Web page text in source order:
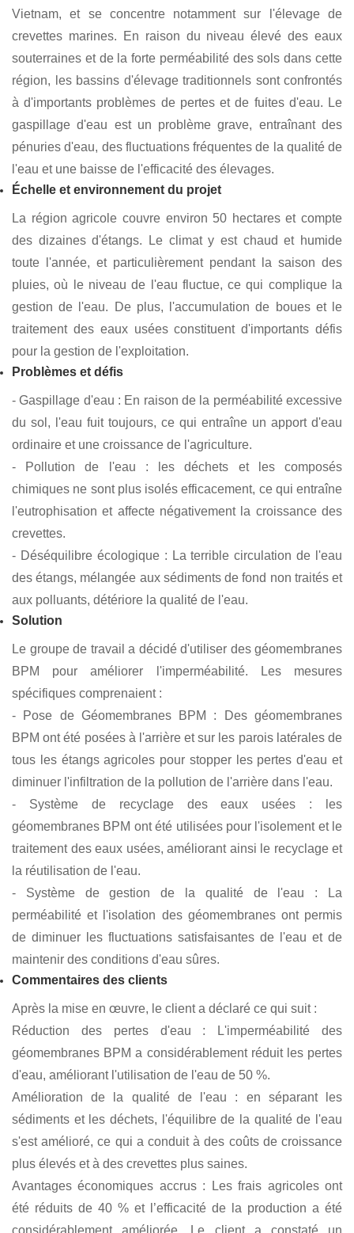
Contexte du projet
Cette mission est située dans le delta du Mékong, au
Vietnam, et se concentre notamment sur l'élevage de
souterraines et de la forte perméabilité des sols dans cette
région, les bassins d'élevage traditionnels sont confrontés
à d'importants problèmes de pertes et de fuites d'eau. Le
gaspillage d'eau est un problème grave, entraînant des
pénuries d'eau, des fluctuations fréquentes de la qualité de
l'eau et une baisse de l'efficacité des élevages.
Échelle et environnement du projet
des dizaines d'étangs. Le climat y est chaud et humide
toute l'année, et particulièrement pendant la saison des
pluies, où le niveau de l'eau fluctue, ce qui complique la
gestion de l'eau. De plus, l'accumulation de boues et le
traitement des eaux usées constituent d'importants défis
pour la gestion de l'exploitation.
Problèmes et défis
- Gaspillage d'eau : En raison de la perméabilité excessive
du sol, l'eau fuit toujours, ce qui entraîne un apport d'eau
ordinaire et une croissance de l'agriculture.
chimiques ne sont plus isolés efficacement, ce qui entraîne
l'eutrophisation et affecte négativement la croissance des
crevettes.
- Déséquilibre écologique : La terrible circulation de l'eau
des étangs, mélangée aux sédiments de fond non traités et
aux polluants, détériore la qualité de l'eau.
Solution
Le groupe de travail a décidé d'utiliser des géomembranes
BPM pour améliorer l'imperméabilité. Les mesures
spécifiques comprenaient :
BPM ont été posées à l'arrière et sur les parois latérales de
tous les étangs agricoles pour stopper les pertes d'eau et
traitement des eaux usées, améliorant ainsi le recyclage et
la réutilisation de l'eau.
- Système de gestion de la qualité de l'eau : La
perméabilité et l'isolation des géomembranes ont permis
de diminuer les fluctuations satisfaisantes de l'eau et de
maintenir des conditions d'eau sûres.
Commentaires des clients
Après la mise en œuvre, le client a déclaré ce qui suit :
Réduction des pertes d'eau : L'imperméabilité des
géomembranes BPM a considérablement réduit les pertes